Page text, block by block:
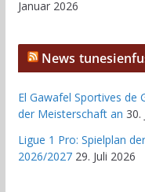
Januar 2026
News
El Gawafel Sportives de
der Meisterschaft an 30.
Ligue 1 Pro: Spielplan
2026/2027 29. Juli 2026